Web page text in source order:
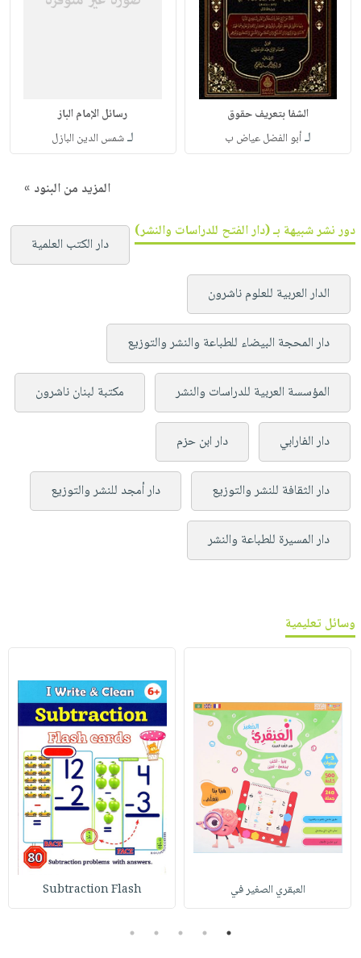
الشفا بتعريف حقوق
لـأبو الفضل عياض ب
رسائل الإمام الباز
لـشمس الدين البازل
المزيد من البنود »
دور نشر شبيهة بـ (دار الفتح للدراسات والنشر)
دار الكتب العلمية
الدار العربية للعلوم ناشرون
دار المحجة البيضاء للطباعة والنشر والتوزيع
المؤسسة العربية للدراسات والنشر مكتبة لبنان ناشرون
دار الفارابي دار ابن حزم
دار الثقافة للنشر والتوزيع دار أمجد للنشر والتوزيع
دار المسيرة للطباعة والنشر
وسائل تعليمية
العبقري الصغير في Subtraction Flash
1
2
3
4
5